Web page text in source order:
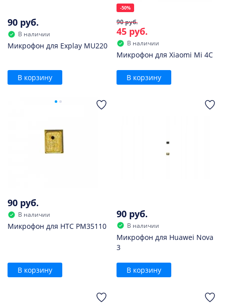
90 руб.
В наличии
Микрофон для Explay MU220
В корзину
-50%
90 руб.
45 руб.
В наличии
Микрофон для Xiaomi Mi 4C
В корзину
90 руб.
В наличии
Микрофон для HTC PM35110
В корзину
90 руб.
В наличии
Микрофон для Huawei Nova
3
В корзину